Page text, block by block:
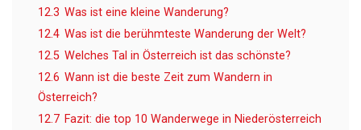
12.3 Was ist eine kleine Wanderung?
12.4 Was ist die berühmteste Wanderung der Welt?
12.5 Welches Tal in Österreich ist das schönste?
12.6 Wann ist die beste Zeit zum Wandern in
Österreich?
12.7 Fazit: die top 10 Wanderwege in Niederösterreich